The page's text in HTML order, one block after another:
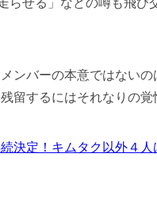
らせる」などの噂も飛
ンバーの本意ではない
留するにはそれなりの覚
決定！キムタク以外４